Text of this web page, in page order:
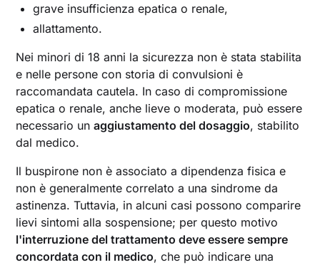
grave insufficienza epatica o renale,
allattamento.
Nei minori di 18 anni la sicurezza non è stata stabilita
e nelle persone con storia di convulsioni è
raccomandata cautela. In caso di compromissione
epatica o renale, anche lieve o moderata, può essere
necessario unaggiustamento del dosaggio, stabilito
dal medico.
Il buspirone non è associato a dipendenza fisica e
non è generalmente correlato a una sindrome da
astinenza. Tuttavia, in alcuni casi possono comparire
lievi sintomi alla sospensione; per questo motivo
l'interruzione del trattamento deve essere sempre
concordata con il medico, che può indicare una